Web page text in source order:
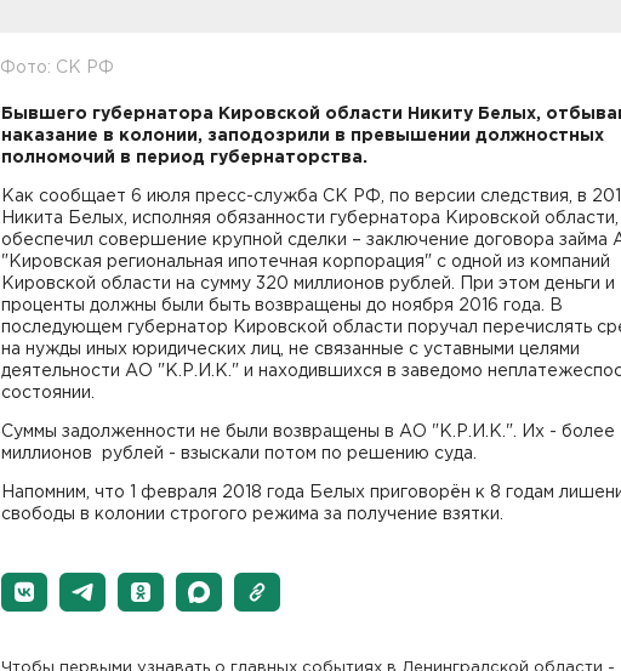
Фото: СК РФ
Бывшего губернатора Кировской области Никиту Белых,
наказание в колонии, заподозрили в превышении должностных
полномочий в период губернаторства.
Как сообщает 6 июля пресс-служба СК РФ, по версии следствия, в
Никита Белых, исполняя обязанности губернатора Кировской области,
обеспечил совершение крупной сделки – заключение договора займа
"Кировская региональная ипотечная корпорация" с одной из компаний
Кировской области на сумму 320 миллионов рублей. При этом деньги и
проценты должны были быть возвращены до ноября 2016 года. В
последующем губернатор Кировской области поручал перечислять
на нужды иных юридических лиц, не связанные с уставными целями
деятельности АО "К.Р.И.К." и находившихся в заведомо
состоянии.
Суммы задолженности не были возвращены в АО "К.Р.И.К.". Их - более
миллионов рублей - взыскали потом по решению суда.
Напомним, что 1 февраля 2018 года Белых приговорён к 8 годам
свободы в колонии строгого режима за получение взятки.
Чтобы первыми узнавать о главных событиях в Ленинградской области -